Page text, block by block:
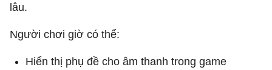
lâu.
Người chơi giờ có thể:
Hiển thị phụ đề cho âm thanh trong game